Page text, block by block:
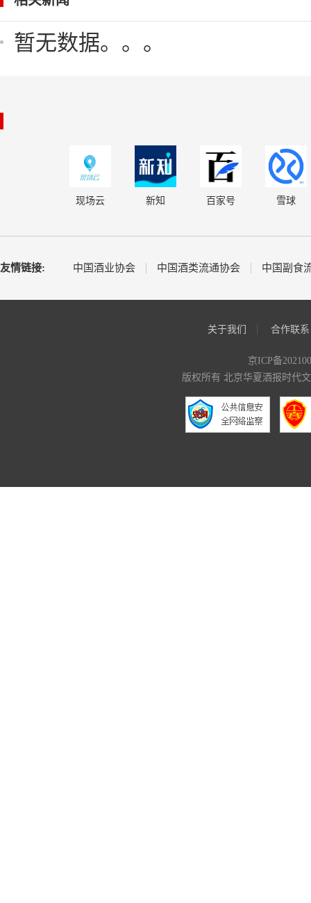
暂无数据。。。
现场云 新知 百家号 雪球
友情链接: 中国酒业协会 中国酒类流通协会 中国副食
关于我们 合作联系
京ICP备
版权所有 北京华夏酒报时代文